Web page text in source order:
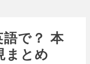
語で？ 本
まとめ